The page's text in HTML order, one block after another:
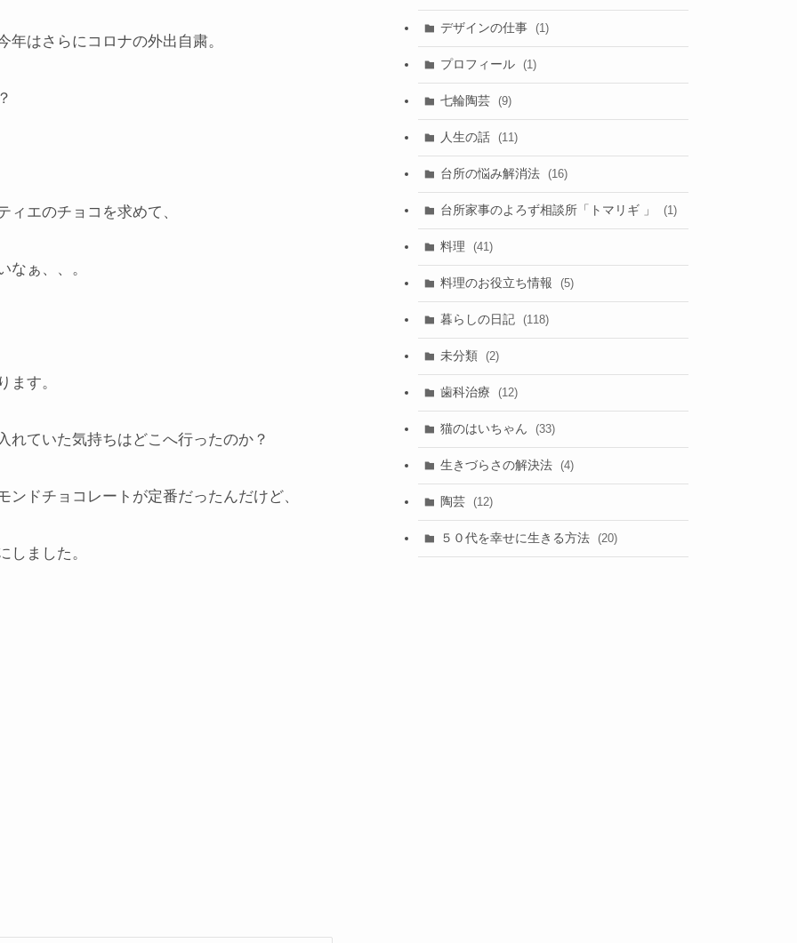
はさらにコロナの外出自粛。
エのチョコを求めて、
なぁ、、。
ます。
れていた気持ちはどこへ行ったのか？
ドチョコレートが定番だったんだけど、
しました。
デザインの仕事 (1)
プロフィール (1)
七輪陶芸 (9)
人生の話 (11)
台所の悩み解消法 (16)
台所家事のよろず相談所「トマリギ 」 (1)
料理 (41)
料理のお役立ち情報 (5)
暮らしの日記 (118)
未分類 (2)
歯科治療 (12)
猫のはいちゃん (33)
生きづらさの解決法 (4)
陶芸 (12)
５０代を幸せに生きる方法 (20)